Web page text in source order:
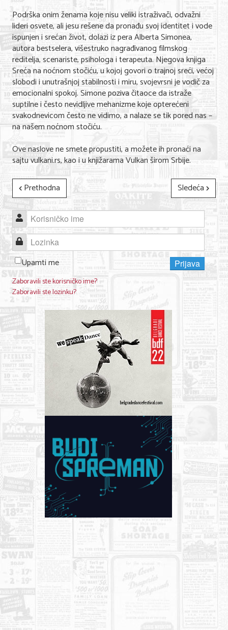
Podrška onim ženama koje nisu veliki istraživači, odvažni
lideri osvete, ali jesu rešene da pronađu svoj identitet i vode
ispunjen i srećan život, dolazi iz pera Alberta Simonea,
autora bestselera, višestruko nagrađivanog filmskog
reditelja, scenariste, psihologa i terapeuta. Njegova knjiga
Sreća na noćnom stočiću, u kojoj govori o trajnoj sreći, većoj
slobodi i unutrašnjoj stabilnosti i miru, svojevrsni je vodič za
emocionalni spokoj. Simone poziva čitaoce da istraže
suptilne i često nevidljive mehanizme koje opterećeni
svakodnevicom često ne vidimo, a nalaze se tik pored nas –
na našem noćnom stočiću.
Ove naslove ne smete propustiti, a možete ih pronaći na
sajtu vulkani.rs, kao i u knjižarama Vulkan širom Srbije.
Prethodna
Sledeća
Korisničko ime
Lozinka
Upamti me
Prijava
Zaboravili ste korisničko ime?
Zaboravili ste lozinku?